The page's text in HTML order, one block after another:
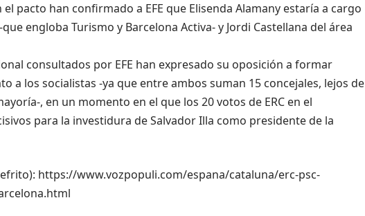
pacto han confirmado a EFE que Elisenda Alamany estaría a cargo
engloba Turismo y Barcelona Activa- y Jordi Castellana del área
consultados por EFE han expresado su oposición a formar
a los socialistas -ya que entre ambos suman 15 concejales, lejos de
, en un momento en el que los 20 votos de ERC en el
para la investidura de Salvador Illa como presidente de la
https://www.vozpopuli.com/espana/cataluna/erc-psc-